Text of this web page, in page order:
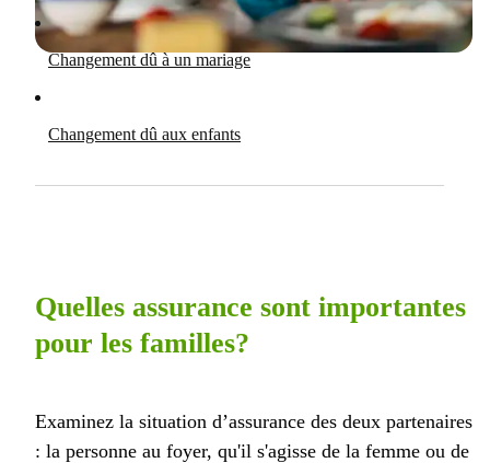
Quelles assurance sont importantes
pour les familles?
Examinez la situation d’assurance des deux partenaires
: la personne au foyer, qu'il s'agisse de la femme ou de
Changement dû à un mariage
Changement dû aux enfants